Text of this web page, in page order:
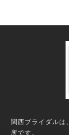
関西ブライダルは
所です。